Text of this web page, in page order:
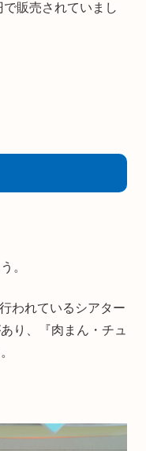
販売されていまし
。
われているシアター
り、『肉まん・チュ